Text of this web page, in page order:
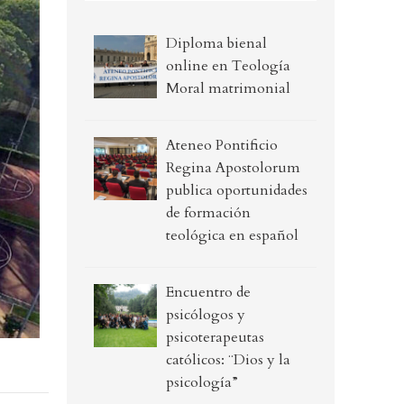
Diploma bienal
online en Teología
Moral matrimonial
Ateneo Pontificio
Regina Apostolorum
publica oportunidades
de formación
teológica en español
Encuentro de
psicólogos y
psicoterapeutas
católicos: ¨Dios y la
psicología”